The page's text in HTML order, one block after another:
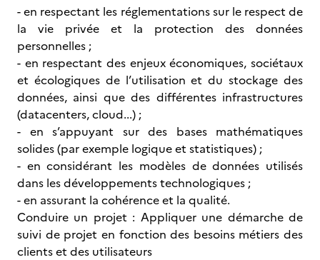
- en respectant les réglementations sur le respect de
la vie privée et la protection des données
personnelles ;
- en respectant des enjeux économiques, sociétaux
et écologiques de l’utilisation et du stockage des
données, ainsi que des différentes infrastructures
(datacenters, cloud...) ;
- en s’appuyant sur des bases mathématiques
solides (par exemple logique et statistiques) ;
- en considérant les modèles de données utilisés
dans les développements technologiques ;
- en assurant la cohérence et la qualité.
Conduire un projet : Appliquer une démarche de
suivi de projet en fonction des besoins métiers des
clients et des utilisateurs